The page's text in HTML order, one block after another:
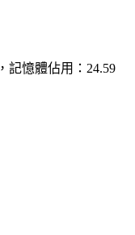
記憶體佔用：24.59